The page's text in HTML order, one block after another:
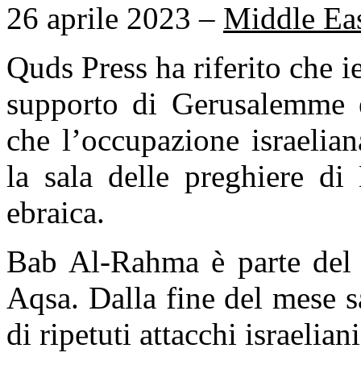
26 aprile 2023 – Middle
Quds Press ha riferito che
supporto di
che l’occupazione
la sala delle preghiere di
ebraica.
Bab Al-Rahma è parte
Aqsa. Dalla fine del mese
di ripetuti attacchi